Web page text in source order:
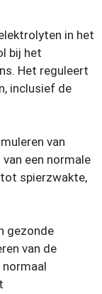
in het
bij het
Het reguleert
inclusief de
van
een normale
spierzwakte,
gezonde
van de
normaal